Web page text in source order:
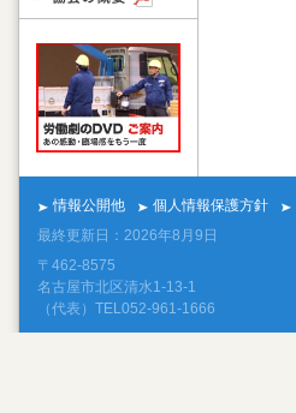
情報公開他 個人情報保護方針
最終更新日：2026年8月9日
〒462-8575
名古屋市北区清水1-13-1
（代表）TEL052-961-1666